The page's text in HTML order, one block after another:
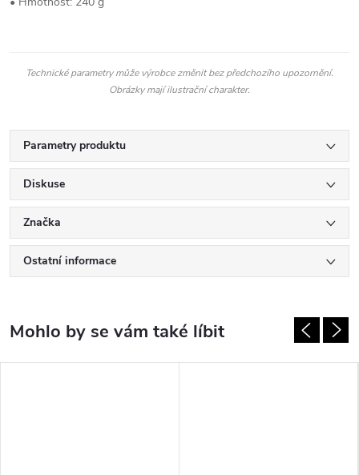
Technické parametry může výrobce změnit bez předchozího upozornění.
Obrázky mají ilustrační charakter.
Parametry produktu
Diskuse
Značka
Ostatní informace